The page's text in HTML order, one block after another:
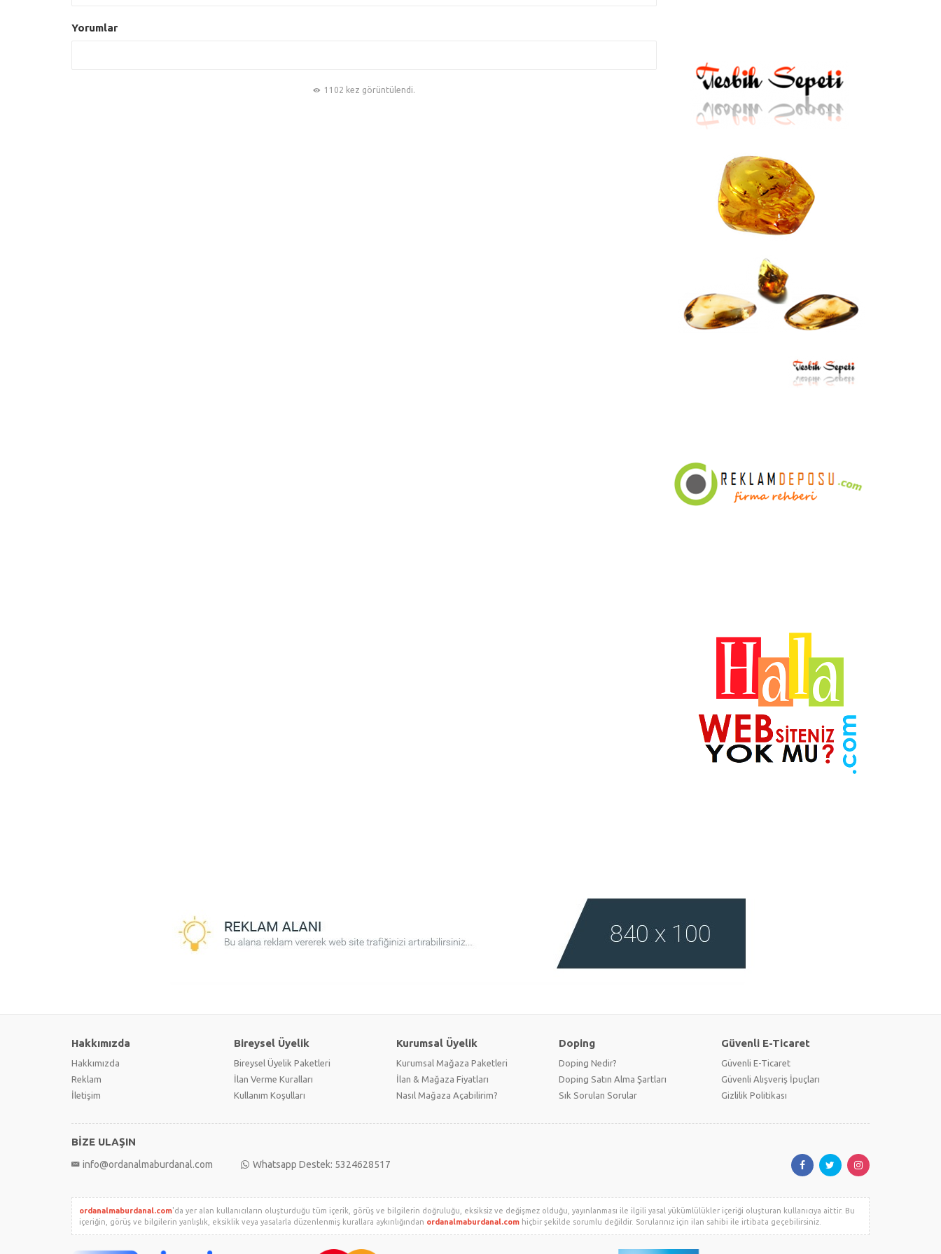
Yorumlar
1102 kez görüntülendi.
Hakkımızda
Hakkımızda
Reklam
İletişim
Bireysel Üyelik
Bireysel Üyelik Paketleri
İlan Verme Kuralları
Kullanım Koşulları
Kurumsal Üyelik
Kurumsal Mağaza Paketleri
İlan & Mağaza Fiyatları
Nasıl Mağaza Açabilirim?
Doping
Doping Nedir?
Doping Satın Alma Şartları
Sık Sorulan Sorular
Güvenli E-Ticaret
Güvenli E-Ticaret
Güvenli Alışveriş İpuçları
Gizlilik Politikası
BİZE ULAŞIN
info@ordanalmaburdanal.com Whatsapp Destek: 5324628517
ordanalmaburdanal.com'da yer alan kullanıcıların oluşturduğu tüm içerik, görüş ve bilgilerin doğruluğu, eksiksiz ve değişmez olduğu, yayınlanması ile ilgili yasal yükümlülükler içeriği oluşturan kullanıcıya aittir. Bu
içeriğin, görüş ve bilgilerin yanlışlık, eksiklik veya yasalarla düzenlenmiş kurallara aykırılığından ordanalmaburdanal.com hiçbir şekilde sorumlu değildir. Sorularınız için ilan sahibi ile irtibata geçebilirsiniz.